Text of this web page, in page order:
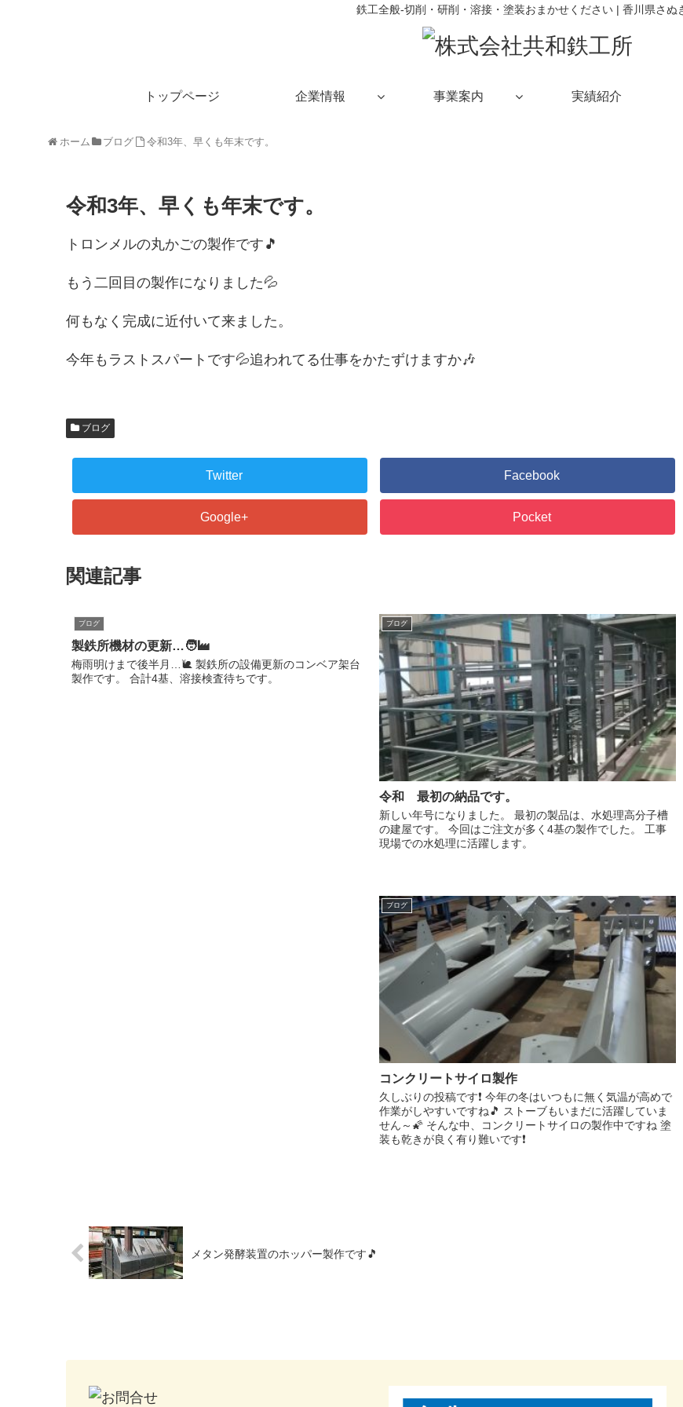
鉄工全般-切削・研削・溶接・塗装おまかせください | 香川県さぬ
トップページ 企業情報 事業案内 実績紹介
ホーム ブログ 令和3年、早くも年末です。
令和3年、早くも年末です。
トロンメルの丸かごの製作です🎵
もう二回目の製作になりました💦
何もなく完成に近付いて来ました。
今年もラストスパートです💦追われてる仕事をかたずけますか🎶
ブログ
Twitter Facebook
Google+ Pocket
関連記事
ブログ
製鉄所機材の更新…🧑‍🏭
梅雨明けまで後半月…🐌 製鉄所の設備更新のコンベア架台
製作です。 合計4基、溶接検査待ちです。
ブログ
令和 最初の納品です。
新しい年号になりました。 最初の製品は、水処理高分子槽
の建屋です。 今回はご注文が多く4基の製作でした。 工事
現場での水処理に活躍します。
ブログ
コンクリートサイロ製作
久しぶりの投稿です❗️ 今年の冬はいつもに無く気温が高めで
作業がしやすいですね🎵 ストーブもいまだに活躍していま
せん～🌠 そんな中、コンクリートサイロの製作中ですね 塗
装も乾きが良く有り難いです❗️
メタン発酵装置のホッパー製作です🎵